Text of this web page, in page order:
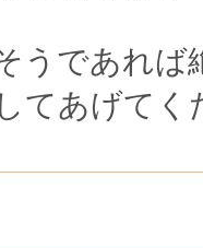
うであれば
てあげてく